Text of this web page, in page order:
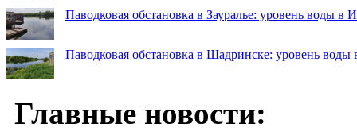
Паводковая обстановка в Зауралье: уровень воды в
Паводковая обстановка в Шадринске: уровень воды
Главные новости: